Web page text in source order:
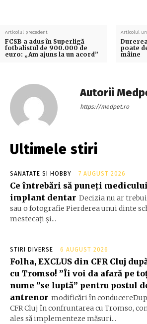
Articolul precedent
FCSB a adus în Superligă
fotbalistul de 900.000 de
euro: „Am ajuns la un acord”
Articolul
poate
mâine
Autorii
https://medpet.ro
Ultimele stiri
SANATATE SI HOBBY 7 AUGUST 2026
Ce întrebări să puneți
implant dentar Decizia nu ar
sau o fotografie Pierderea unui dinte
mestecați și...
STIRI DIVERSE 6 AUGUST 2026
Folha, EXCLUS din CFR Cluj
cu Tromso! ”Îi voi da afară pe
nume ”se luptă” pentru postul
antrenor modificări în
CFR Cluj în confruntarea cu Tromso,
ales să implementeze măsuri...